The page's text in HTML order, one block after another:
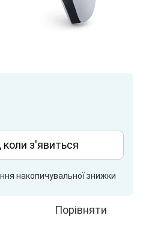
з'явиться
накопичувальної знижки
Порівняти